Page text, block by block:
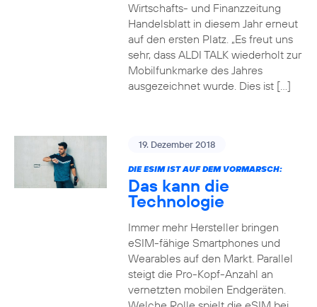
Wirtschafts- und Finanzzeitung
Handelsblatt in diesem Jahr erneut
auf den ersten Platz. „Es freut uns
sehr, dass ALDI TALK wiederholt zur
Mobilfunkmarke des Jahres
ausgezeichnet wurde. Dies ist […]
19. Dezember 2018
DIE ESIM IST AUF DEM VORMARSCH:
Das kann die
Technologie
Immer mehr Hersteller bringen
eSIM-fähige Smartphones und
Wearables auf den Markt. Parallel
steigt die Pro-Kopf-Anzahl an
vernetzten mobilen Endgeräten.